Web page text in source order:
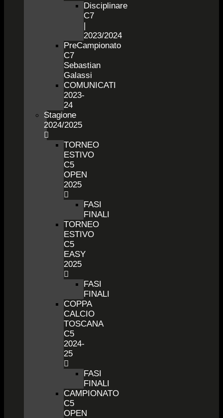
Disciplinare
C7
|
2023/2024
PreCampionato
C7
Sebastian
Galassi
COMUNICATI
2023-
24
Stagione
2024/2025
TORNEO
ESTIVO
C5
OPEN
2025
FASI
FINALI
TORNEO
ESTIVO
C5
EASY
2025
FASI
FINALI
COPPA
CALCIO
TOSCANA
C5
2024-
25
FASI
FINALI
CAMPIONATO
C5
OPEN